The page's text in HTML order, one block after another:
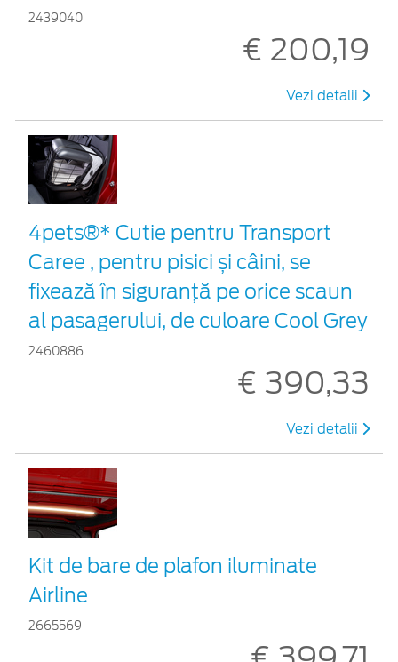
2439040
€ 200,19
Vezi detalii
4pets®* Cutie pentru Transport
Caree , pentru pisici și câini, se
fixează în siguranță pe orice scaun
al pasagerului, de culoare Cool Grey
2460886
€ 390,33
Vezi detalii
Kit de bare de plafon iluminate
Airline
2665569